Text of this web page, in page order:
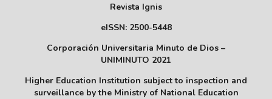
Revista Ignis
eISSN: 2500-5448
Corporación Universitaria Minuto de Dios –
UNIMINUTO 2021
Higher Education Institution subject to inspection and
surveillance by the Ministry of National Education